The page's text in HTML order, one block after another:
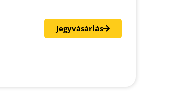
Jegyvásárlás